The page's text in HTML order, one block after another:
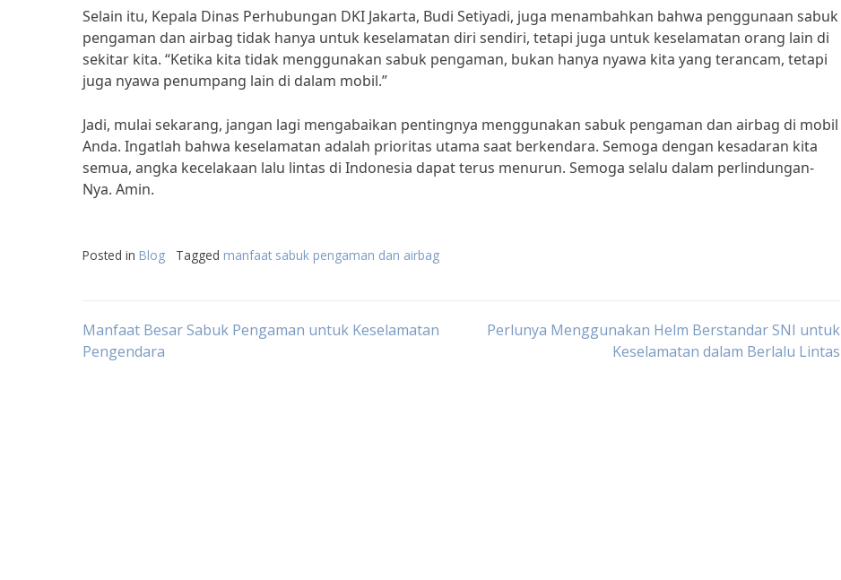
Selain itu, Kepala Dinas Perhubungan DKI Jakarta, Budi Setiyadi, juga menambahkan bahwa penggunaan sabuk
pengaman dan airbag tidak hanya untuk keselamatan diri sendiri, tetapi juga untuk keselamatan orang lain di
sekitar kita. “Ketika kita tidak menggunakan sabuk pengaman, bukan hanya nyawa kita yang terancam, tetapi
juga nyawa penumpang lain di dalam mobil.”
Jadi, mulai sekarang, jangan lagi mengabaikan pentingnya menggunakan sabuk pengaman dan airbag di mobil
Anda. Ingatlah bahwa keselamatan adalah prioritas utama saat berkendara. Semoga dengan kesadaran kita
semua, angka kecelakaan lalu lintas di Indonesia dapat terus menurun. Semoga selalu dalam perlindungan-
Nya. Amin.
Posted in Blog Tagged manfaat sabuk pengaman dan airbag
Post
Manfaat Besar Sabuk Pengaman untuk Keselamatan
Pengendara
Perlunya Menggunakan Helm Berstandar SNI untuk
Keselamatan dalam Berlalu Lintas